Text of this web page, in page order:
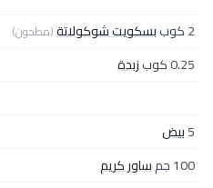
2 كوب بسكويت شوكولاتة(مطحون)
0.25 كوب زبدة
5بيض
100 جم
ساور كريم